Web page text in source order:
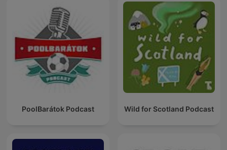
PoolBarátok Podcast Wild for Scotland Podcast